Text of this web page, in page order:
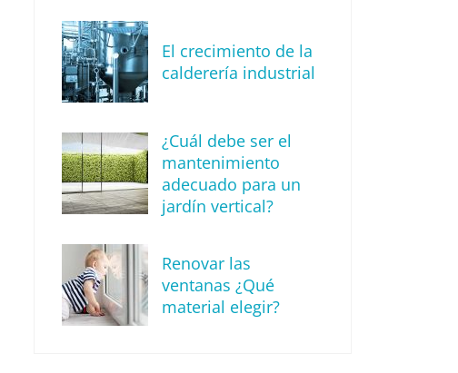
El crecimiento de la
calderería industrial
¿Cuál debe ser el
mantenimiento
adecuado para un
jardín vertical?
Renovar las
ventanas ¿Qué
material elegir?